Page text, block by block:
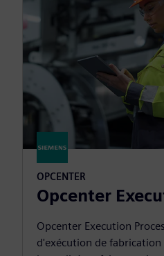
OPCENTER
Opcenter
Opcenter Execution
d'exécution de